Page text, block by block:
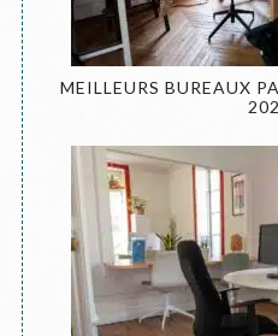
MEILLEURS BUREAUX